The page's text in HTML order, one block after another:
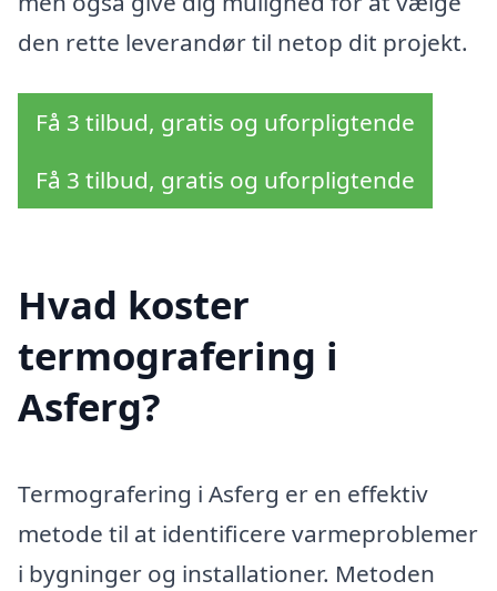
den rette leverandør til netop dit projekt.
Få 3 tilbud, gratis og uforpligtende
Få 3 tilbud, gratis og uforpligtende
Hvad koster
termografering i
Asferg?
Termografering i Asferg er en effektiv
metode til at identificere varmeproblemer
i bygninger og installationer. Metoden